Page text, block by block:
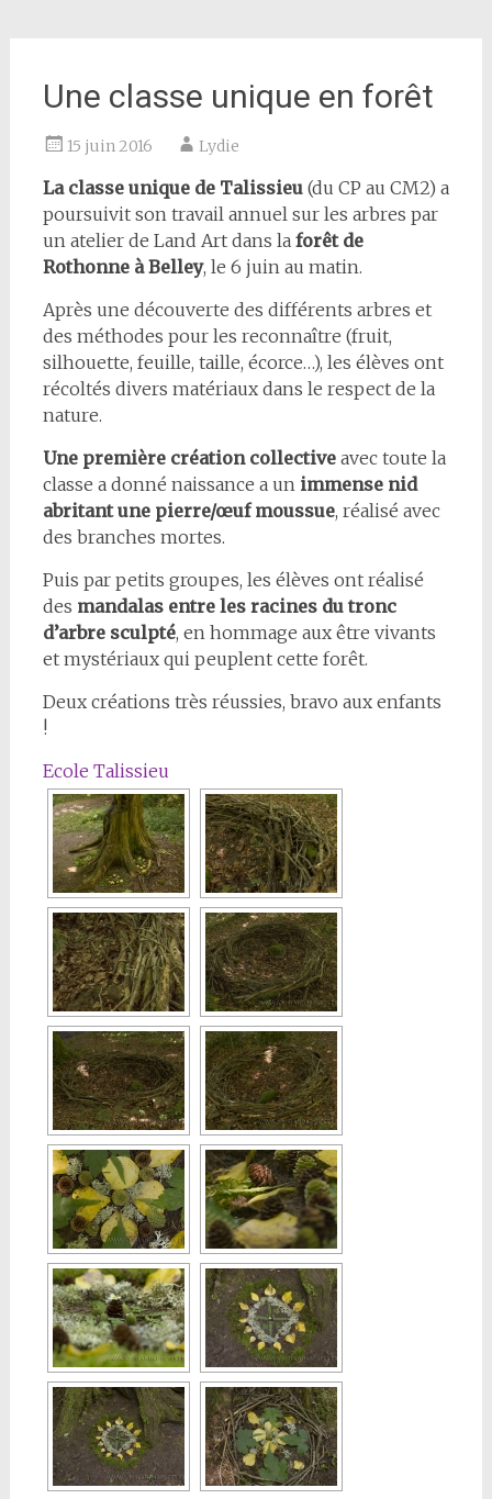
Une classe unique en forêt
15 juin 2016 Lydie
La classe unique de Talissieu(du CP au CM2) a
poursuivit son travail annuel sur les arbres par
un atelier de Land Art dans la forêt de
Rothonne à Belley, le 6 juin au matin.
Après une découverte des différents arbres et
des méthodes pour les reconnaître (fruit,
silhouette, feuille, taille, écorce…), les élèves ont
récoltés divers matériaux dans le respect de la
nature.
Une première création collectiveavec toute la
classe a donné naissance a un immense nid
abritant une pierre/œuf moussue, réalisé avec
des branches mortes.
Puis par petits groupes, les élèves ont réalisé
des mandalas entre les racines du tronc
d’arbre sculpté, en hommage aux être vivants
et mystériaux qui peuplent cette forêt.
Deux créations très réussies, bravo aux enfants
!
Ecole Talissieu